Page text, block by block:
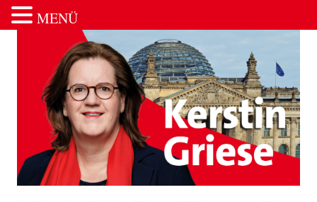
Zum Inhalt springen
MENÜ